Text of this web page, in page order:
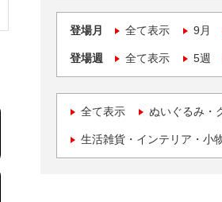
登場月 全て表示 9月
登場週 全て表示 5週
全て表示 ぬいぐるみ・
生活雑貨・インテリア・小